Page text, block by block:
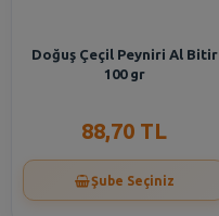
Doğuş Çeçil Peyniri Al Bitir
100 gr
88,70 TL
Şube Seçiniz